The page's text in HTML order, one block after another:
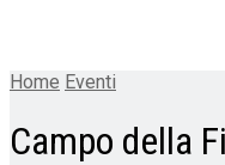
Home Eventi
Campo della